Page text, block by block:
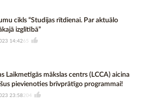
cikls “Studijas rītdienai. Par aktuālo
izglītībā”
14:4265
Laikmetīgās mākslas centrs (LCCA) aicina
pievienoties brīvprātīgo programmai!
23:58204